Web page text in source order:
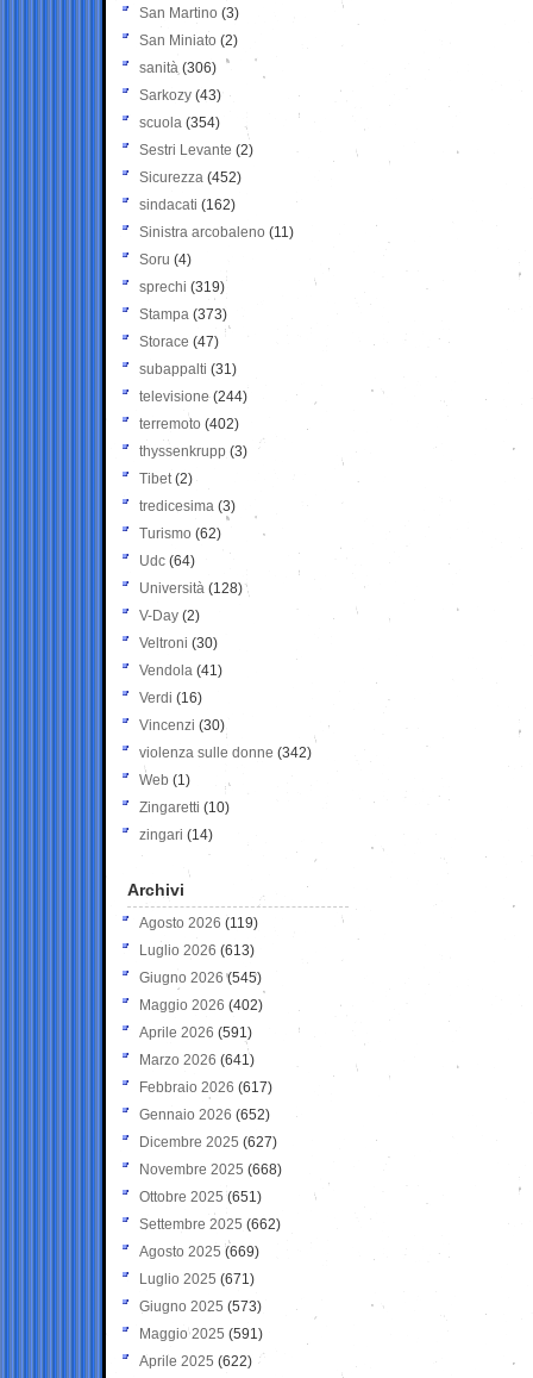
San Martino (3)
San Miniato (2)
sanità (306)
Sarkozy (43)
scuola (354)
Sestri Levante (2)
Sicurezza (452)
sindacati (162)
Sinistra arcobaleno (11)
Soru (4)
sprechi (319)
Stampa (373)
Storace (47)
subappalti (31)
televisione(244)
terremoto (402)
thyssenkrupp (3)
Tibet(2)
tredicesima (3)
Turismo (62)
Udc (64)
Università (128)
V-Day (2)
Veltroni (30)
Vendola (41)
Verdi (16)
Vincenzi (30)
violenza sulle donne (342)
Web (1)
Zingaretti (10)
zingari (14)
Archivi
Agosto 2026 (119)
Luglio 2026 (613)
Giugno 2026 (545)
Maggio 2026 (402)
Aprile 2026 (591)
Marzo 2026 (641)
Febbraio 2026 (617)
Gennaio 2026 (652)
Dicembre 2025 (627)
Novembre 2025 (668)
Ottobre 2025 (651)
Settembre 2025 (662)
Agosto 2025 (669)
Luglio 2025 (671)
Giugno 2025 (573)
Maggio 2025 (591)
Aprile 2025 (622)